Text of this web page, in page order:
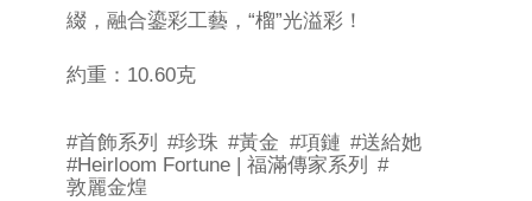
綴，融合鎏彩工藝，“榴”光溢彩！
約重：10.60克
#首飾系列 #珍珠 #黃金 #項鏈 #送給她
#Heirloom Fortune | 福滿傳家系列
#
敦麗金煌